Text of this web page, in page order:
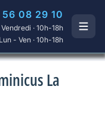
08 29 10
· 10h-18h
Lun - Ven · 10h-18h
La